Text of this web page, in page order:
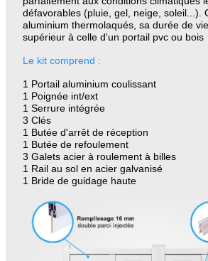
défavorables (pluie, gel, neige, soleil...).
aluminium thermolaqués, sa durée de
supérieur à celle d'un portail pvc ou bois
Le kit comprend :
1 Portail aluminium coulissant
1 Poignée int/ext
1 Serrure intégrée
3 Clés
1 Butée d'arrêt de réception
1 Butée de refoulement
3 Galets acier à roulement à billes
1 Rail au sol en acier galvanisé
1 Bride de guidage haute